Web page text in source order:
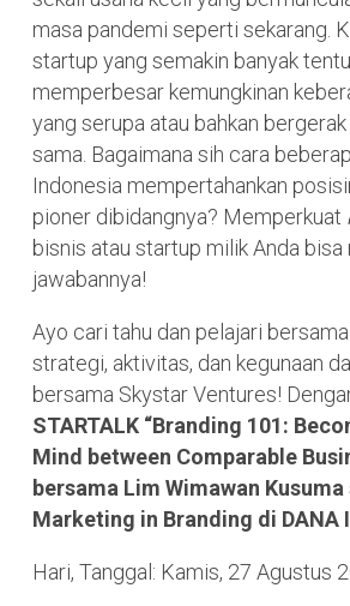
masa pandemi seperti sekarang.
startup yang semakin banyak
memperbesar kemungkinan
yang serupa atau bahkan
sama. Bagaimana sih cara
Indonesia mempertahankan
pioner dibidangnya? Memperkuat
bisnis atau startup milik Anda bisa
jawabannya!
Ayo cari tahu dan pelajari
strategi, aktivitas, dan kegunaan
bersama Skystar Ventures!
STARTALK “Branding 101:
Mind between Comparable
bersama Lim Wimawan
Marketing in Branding di DANA
Hari, Tanggal: Kamis, 27 Agustus